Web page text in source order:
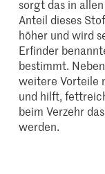
sorgt das in
Anteil dieses
höher und wird
Erfinder
bestimmt.
weitere Vorteile
und hilft,
beim Verzehr
werden.